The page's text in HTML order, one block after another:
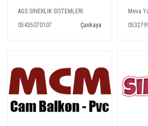
AGS SİNEKLİK SİSTEMLERİ
05435070107
Çankaya
Meva